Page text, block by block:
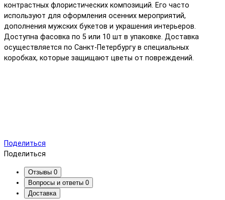
контрастных флористических композиций. Его часто
используют для оформления осенних мероприятий,
дополнения мужских букетов и украшения интерьеров.
Доступна фасовка по 5 или 10 шт в упаковке. Доставка
осуществляется по Санкт-Петербургу в специальных
коробках, которые защищают цветы от повреждений.
Поделиться
Поделиться
Отзывы 0
Вопросы и ответы 0
Доставка